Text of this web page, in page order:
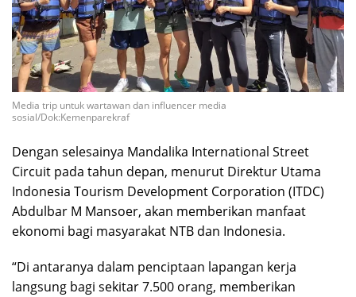
Media trip untuk wartawan dan influencer media
sosial/Dok:Kemenparekraf
Dengan selesainya Mandalika International Street
Circuit pada tahun depan, menurut Direktur Utama
Indonesia Tourism Development Corporation (ITDC)
Abdulbar M Mansoer, akan memberikan manfaat
ekonomi bagi masyarakat NTB dan Indonesia.
“Di antaranya dalam penciptaan lapangan kerja
langsung bagi sekitar 7.500 orang, memberikan